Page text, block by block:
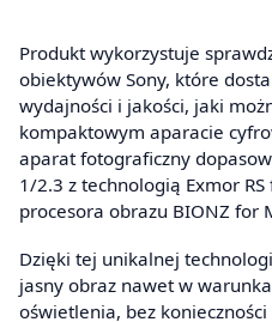
Produkt wykorzystuje
obiektywów Sony, które
wydajności i jakości, jaki
kompaktowym aparacie
aparat fotograficzny
1/2.3 z technologią Exmor
procesora obrazu BIONZ for
Dzięki tej unikalnej
jasny obraz nawet w
oświetlenia, bez